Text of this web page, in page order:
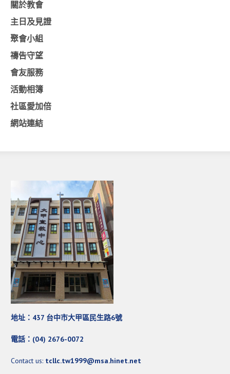
活動影音_2015年
活動影音_2014年
活動影音_2013年
社區愛加倍
愛加倍活動相簿
網站連結
大甲靈糧堂 FB粉絲專頁
台北靈糧堂 官方網站
讚美之泉 YOUTUBE 頻道
聖經 和合本
好消息衛星電視台
關於教會
主日及見證
聚會小組
禱告守望
會友服務
活動相簿
社區愛加倍
網站連結
地址：437 台中市大甲區民生路6號
電話：(04) 2676-0072
Contact us: tcllc.tw1999@msa.hinet.net